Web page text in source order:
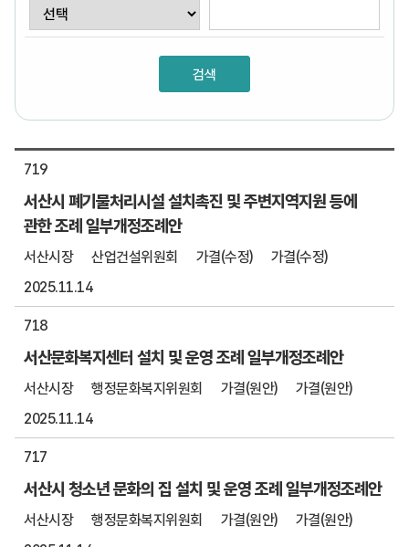
719
서산시 폐기물처리시설 설치촉진 및 주변지역지원 등에
관한 조례 일부개정조례안
서산시장 산업건설위원회 가결(수정)
가결(수정)
2025.11.14
718
서산문화복지센터 설치 및 운영 조례 일부개정조례안
서산시장 행정문화복지위원회 가결(원안)
가결(원안)
2025.11.14
717
서산시 청소년 문화의 집 설치 및 운영 조례 일부개정조례안
서산시장 행정문화복지위원회 가결(원안)
가결(원안)